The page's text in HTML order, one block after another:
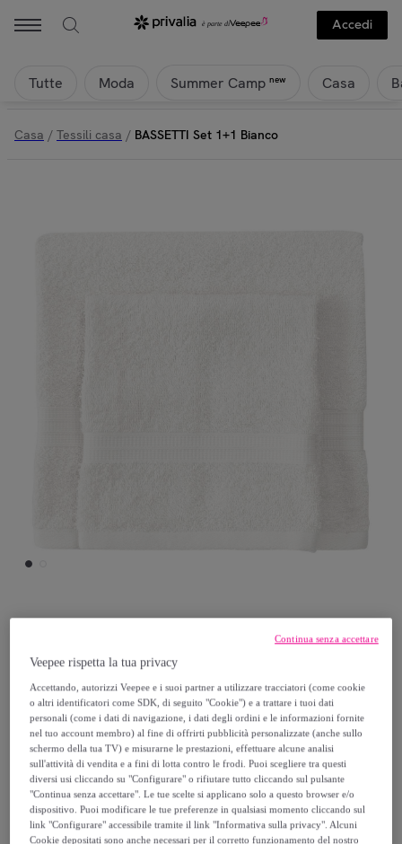
Accedi
Tutte Moda Summer Camp new Casa
Casa / Tessili casa / BASSETTI Set 1+1 Bianco
BASSETTI Set 1+1 Bianco
Modello: BASSETTI Set 1+1 Bianco
9,95 €
14,90 €
-33%
Veepee rispetta la tua privacy
Accettando, autorizzi Veepee e i suoi partner a utilizzare tracciatori (come cookie
o altri identificatori come SDK, di seguito "Cookie") e a trattare i tuoi dati
personali (come i dati di navigazione, i dati degli ordini e le informazioni fornite
nel tuo account membro) al fine di offrirti pubblicità personalizzate (anche sullo
schermo della tua TV) e misurarne le prestazioni, effettuare alcune analisi
sull'attività di vendita e a fini di lotta contro le frodi. Puoi scegliere tra questi
diversi usi cliccando su "Configurare" o rifiutare tutto cliccando sul pulsante
"Continua senza accettare". Le tue scelte si applicano solo a questo browser e/o
dispositivo. Puoi modificare le tue preferenze in qualsiasi momento cliccando sul
link "Configurare" accessibile tramite il link "Informativa sulla privacy". Alcuni
Cookie depositati sono anche necessari per il corretto funzionamento del nostro
Continua senza accettare